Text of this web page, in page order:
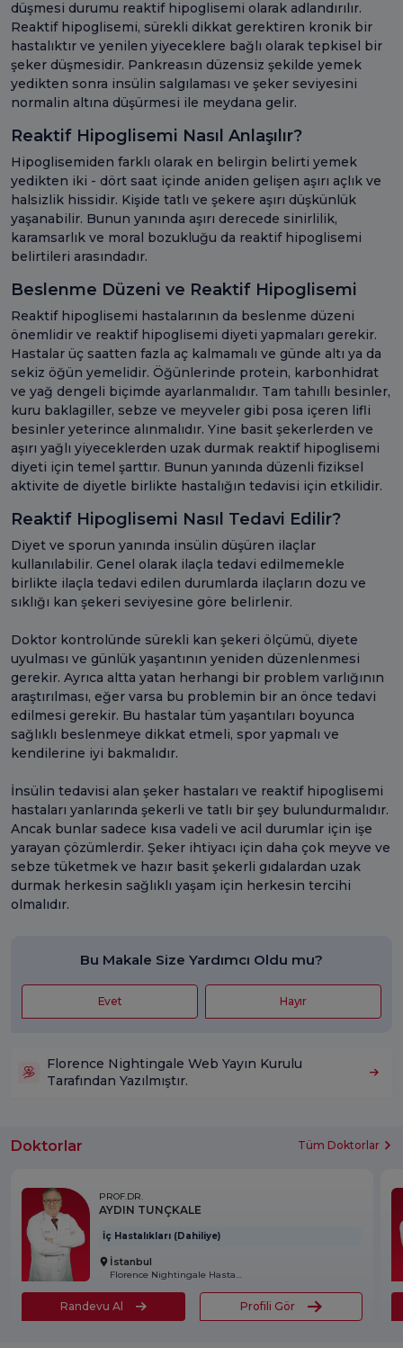
düşmesi durumu reaktif hipoglisemi olarak adlandırılır.
Reaktif hipoglisemi, sürekli dikkat gerektiren kronik bir
hastalıktır ve yenilen yiyeceklere bağlı olarak tepkisel bir
şeker düşmesidir. Pankreasın düzensiz şekilde yemek
yedikten sonra insülin salgılaması ve şeker seviyesini
normalin altına düşürmesi ile meydana gelir.
Reaktif Hipoglisemi Nasıl Anlaşılır?
Hipoglisemiden farklı olarak en belirgin belirti yemek
yedikten iki - dört saat içinde aniden gelişen aşırı açlık ve
halsizlik hissidir. Kişide tatlı ve şekere aşırı düşkünlük
yaşanabilir. Bunun yanında aşırı derecede sinirlilik,
karamsarlık ve moral bozukluğu da reaktif hipoglisemi
belirtileri arasındadır.
Beslenme Düzeni ve Reaktif Hipoglisemi
Reaktif hipoglisemi hastalarının da beslenme düzeni
önemlidir ve reaktif hipoglisemi diyeti yapmaları gerekir.
Hastalar üç saatten fazla aç kalmamalı ve günde altı ya da
sekiz öğün yemelidir. Öğünlerinde protein, karbonhidrat
ve yağ dengeli biçimde ayarlanmalıdır. Tam tahıllı besinler,
kuru baklagiller, sebze ve meyveler gibi posa içeren lifli
besinler yeterince alınmalıdır. Yine basit şekerlerden ve
aşırı yağlı yiyeceklerden uzak durmak reaktif hipoglisemi
diyeti için temel şarttır. Bunun yanında düzenli fiziksel
aktivite de diyetle birlikte hastalığın tedavisi için etkilidir.
Reaktif Hipoglisemi Nasıl Tedavi Edilir?
Diyet ve sporun yanında insülin düşüren ilaçlar
kullanılabilir. Genel olarak ilaçla tedavi edilmemekle
birlikte ilaçla tedavi edilen durumlarda ilaçların dozu ve
sıklığı kan şekeri seviyesine göre belirlenir.
Doktor kontrolünde sürekli kan şekeri ölçümü, diyete
uyulması ve günlük yaşantının yeniden düzenlenmesi
gerekir. Ayrıca altta yatan herhangi bir problem varlığının
araştırılması, eğer varsa bu problemin bir an önce tedavi
edilmesi gerekir. Bu hastalar tüm yaşantıları boyunca
sağlıklı beslenmeye dikkat etmeli, spor yapmalı ve
kendilerine iyi bakmalıdır.
İnsülin tedavisi alan şeker hastaları ve reaktif hipoglisemi
hastaları yanlarında şekerli ve tatlı bir şey bulundurmalıdır.
Ancak bunlar sadece kısa vadeli ve acil durumlar için işe
yarayan çözümlerdir. Şeker ihtiyacı için daha çok meyve ve
sebze tüketmek ve hazır basit şekerli gıdalardan uzak
durmak herkesin sağlıklı yaşam için herkesin tercihi
olmalıdır.
Bu Makale Size Yardımcı Oldu mu?
Evet Hayır
Florence Nightingale Web Yayın Kurulu
Tarafından Yazılmıştır.
Doktorlar Tüm Doktorlar
PROF.DR.
AYDIN TUNÇKALE
İç Hastalıkları (Dahiliye)
İstanbul
Florence Nightingale Hastanesi
Randevu Al Profili Gör